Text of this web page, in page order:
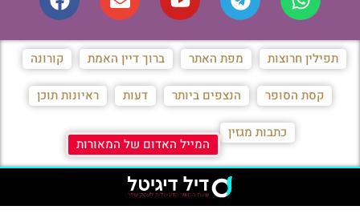
תפילין חרוצות מפת האתר ברוך דיין האמת קורונה
קסת הסופר הנצפים ביותר דעות ראיונות תוכן
כתבות מגזין
המייל האדום של המאורות